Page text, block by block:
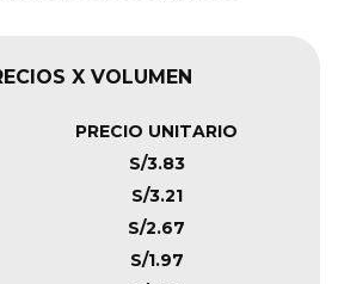
X VOLUMEN
PRECIO UNITARIO
S/3.83
S/3.21
S/2.67
S/1.97